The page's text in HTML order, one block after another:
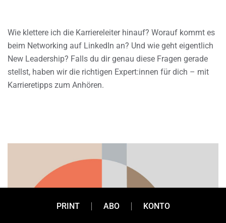
Wie klettere ich die Karriereleiter hinauf? Worauf kommt es
beim Networking auf LinkedIn an? Und wie geht eigentlich
New Leadership? Falls du dir genau diese Fragen gerade
stellst, haben wir die richtigen Expert:innen für dich – mit
Karrieretipps zum Anhören.
PRINT ABO KONTO